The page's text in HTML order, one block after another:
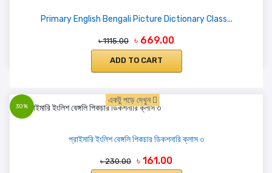
Primary English Bengali Picture Dictionary Class...
৳ 1115.00 ৳ 669.00
ADD TO CART
30%
একটু পড়ে দেখুন
প্রাইমারি ইংলিশ বেঙ্গলি পিকচার ডিকশনারি ক্লাস ৩
৳ 230.00 ৳ 161.00